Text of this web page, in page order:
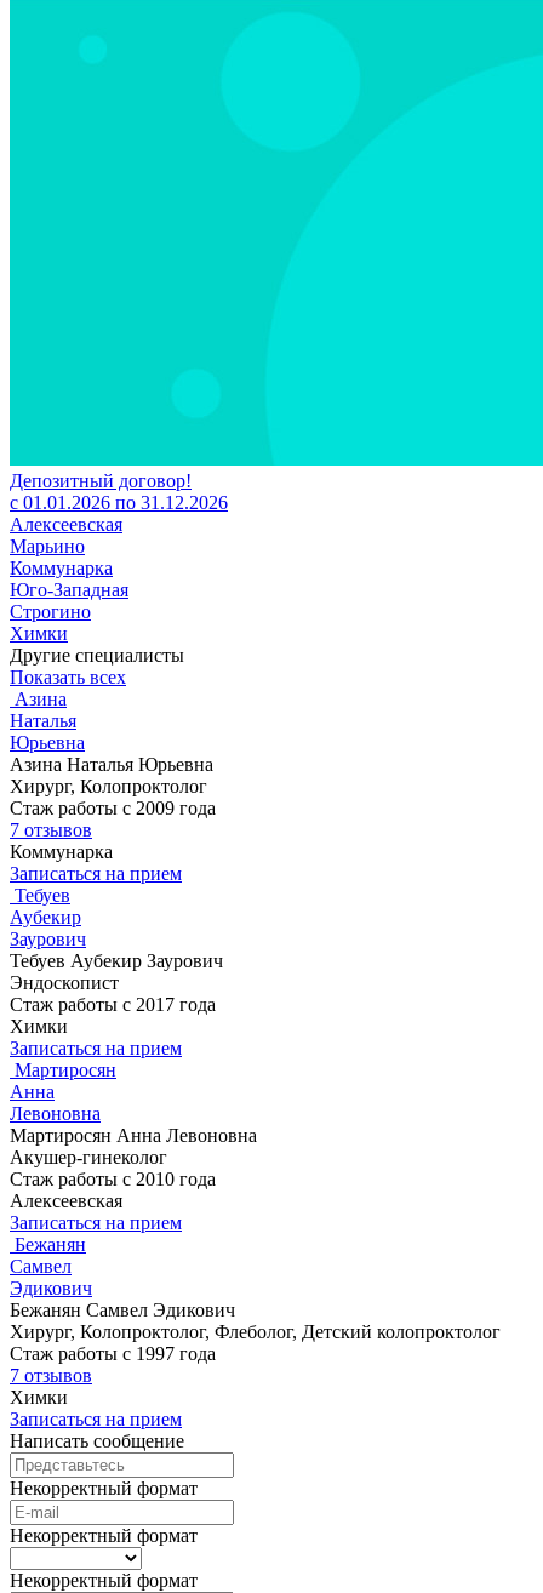
Депозитный договор!
с 01.01.2026 по 31.12.2026
Алексеевская
Марьино
Коммунарка
Юго-Западная
Строгино
Химки
Другие специалисты
Показать всех
Азина
Наталья
Юрьевна
Азина Наталья Юрьевна
Хирург, Колопроктолог
Стаж работы с 2009 года
7 отзывов
Коммунарка
Записаться на прием
Тебуев
Аубекир
Заурович
Тебуев Аубекир Заурович
Эндоскопист
Стаж работы с 2017 года
Химки
Записаться на прием
Мартиросян
Анна
Левоновна
Мартиросян Анна Левоновна
Акушер-гинеколог
Стаж работы с 2010 года
Алексеевская
Записаться на прием
Бежанян
Самвел
Эдикович
Бежанян Самвел Эдикович
Хирург, Колопроктолог, Флеболог, Детский колопроктолог
Стаж работы с 1997 года
7 отзывов
Химки
Записаться на прием
Написать сообщение
Некорректный формат
Некорректный формат
Некорректный формат